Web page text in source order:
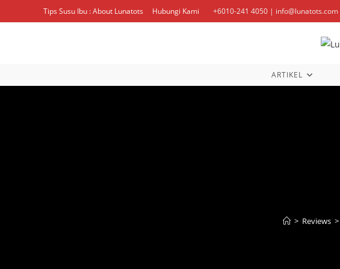
to
Tips Susu Ibu : About Lunatots Hubungi Kami +6010-241 4050 | info@lunatots.com
ARTIKEL
> Reviews >